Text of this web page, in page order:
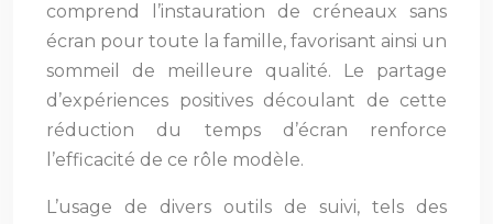
comprend l’instauration de créneaux sans
écran pour toute la famille, favorisant ainsi un
sommeil de meilleure qualité. Le partage
d’expériences positives découlant de cette
réduction du temps d’écran renforce
l’efficacité de ce rôle modèle.
L’usage de divers outils de suivi, tels des